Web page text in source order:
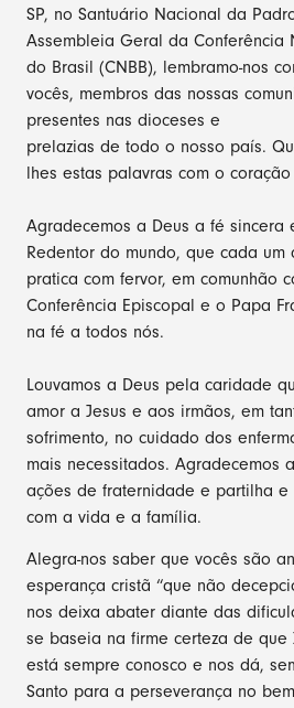
SP, no Santuário Nacional da
Assembleia Geral da Conferência
do Brasil (CNBB), lembramo-nos
vocês, membros das nossas
presentes nas dioceses e
prelazias de todo o nosso país.
lhes estas palavras com o
Agradecemos a Deus a fé sincera
Redentor do mundo, que cada um
pratica com fervor, em comunhão
Conferência Episcopal e o Papa
na fé a todos nós.
Louvamos a Deus pela caridade
amor a Jesus e aos irmãos, em
sofrimento, no cuidado dos
mais necessitados. Agradecemos
ações de fraternidade e partilha
com a vida e a família.
Alegra-nos saber que vocês são
esperança cristã “que não
nos deixa abater diante das
se baseia na firme certeza de que
está sempre conosco e nos dá,
Santo para a perseverança no